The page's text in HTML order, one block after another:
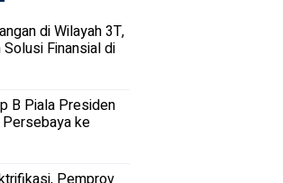
di Wilayah 3T,
Finansial di
B Piala Presiden
ke